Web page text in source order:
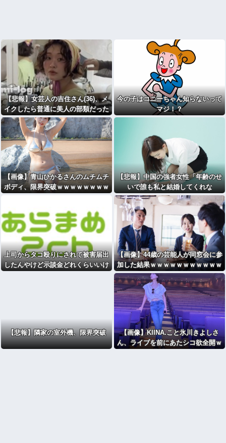
【悲報】女芸人の吉住さん(36)、メ
イクしたら普通に美人の部類だった
と判明
今の子はコニーちゃん知らないって
マジ！？
【画像】青山ひかるさんのムチムチ
ボディ、限界突破ｗｗｗｗｗｗｗｗ
【悲報】中国の強者女性「年齢のせ
いで誰も私と結婚してくれな
い！！」⇒ (※画像あり)
上司からタコ殴りにされて被害届出
したんやけど示談金どれくらいいけ
【画像】44歳の芸能人が同窓会に参
加した結果ｗｗｗｗｗｗｗｗｗｗｗ
ｗｗｗｗｗ
【悲報】隣家の室外機、限界突破
【画像】KIINA.こと氷川きよしさ
ん、ライブを前にあたシコ欲全開ｗ